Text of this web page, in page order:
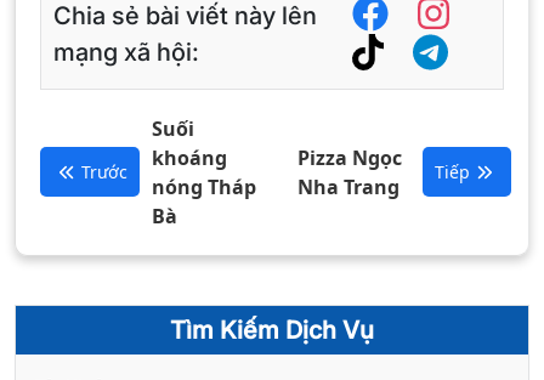
Chia sẻ bài viết này lên
mạng xã hội:
Trước
Suối
khoáng
nóng Tháp
Bà
Pizza Ngọc
Nha Trang
Tiếp
Tìm Kiếm Dịch Vụ